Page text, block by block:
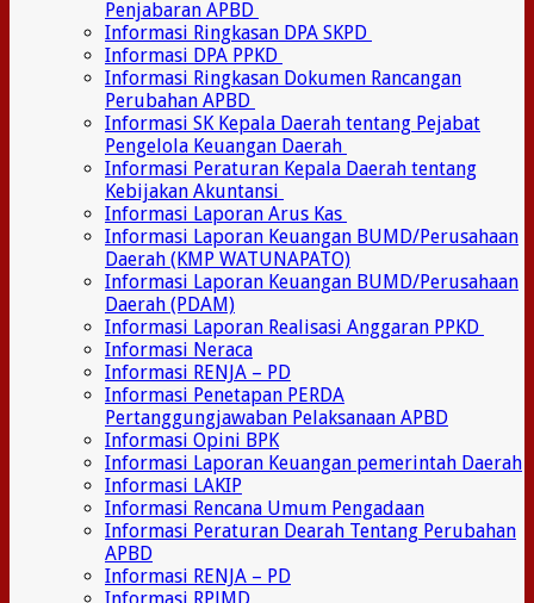
Penjabaran APBD
Informasi Ringkasan DPA SKPD
Informasi DPA PPKD
Informasi Ringkasan Dokumen Rancangan
Perubahan APBD
Informasi SK Kepala Daerah tentang Pejabat
Pengelola Keuangan Daerah
Informasi Peraturan Kepala Daerah tentang
Kebijakan Akuntansi
Informasi Laporan Arus Kas
Informasi Laporan Keuangan BUMD/Perusahaan
Daerah (KMP WATUNAPATO)
Informasi Laporan Keuangan BUMD/Perusahaan
Daerah (PDAM)
Informasi Laporan Realisasi Anggaran PPKD
Informasi Neraca
Informasi RENJA – PD
Informasi Penetapan PERDA
Pertanggungjawaban Pelaksanaan APBD
Informasi Opini BPK
Informasi Laporan Keuangan pemerintah Daerah
Informasi LAKIP
Informasi Rencana Umum Pengadaan
Informasi Peraturan Dearah Tentang Perubahan
APBD
Informasi RENJA – PD